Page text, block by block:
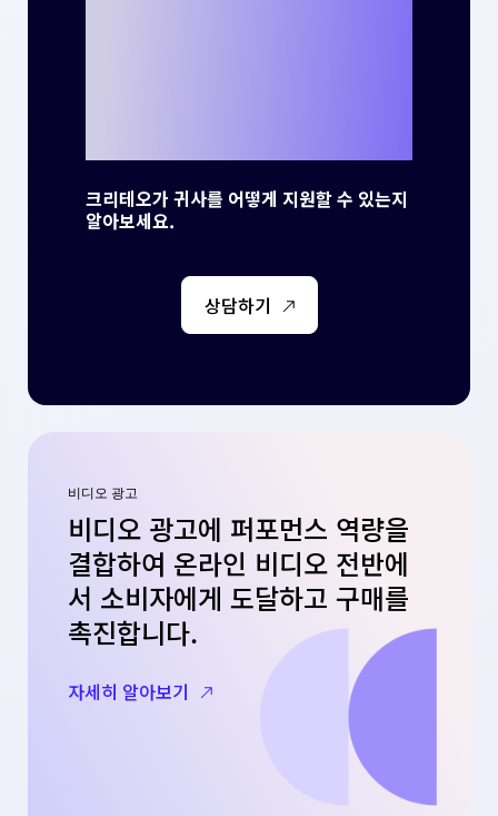
크리테오가 귀사를 어떻게 지원할 수 있는지
알아보세요.
상담하기
비디오 광고
비디오 광고에 퍼포먼스 역량을
결합하여 온라인 비디오 전반에
서 소비자에게 도달하고 구매를
촉진합니다.
자세히 알아보기